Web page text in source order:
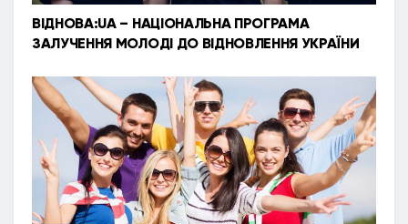
ВІДНОВА:UA – НАЦІОНАЛЬНА ПРОГРАМА
ЗАЛУЧЕННЯ МОЛОДІ ДО ВІДНОВЛЕННЯ УКРАЇНИ